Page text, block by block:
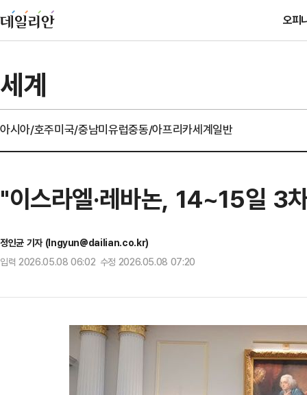
오피
세계
아시아/호주미국/중남미유럽중동/아프리카세계일반
"이스라엘·레바논, 14~15일 3
정인균 기자 (Ingyun@dailian.co.kr)
입력 2026.05.08 06:02 수정 2026.05.08 07:20